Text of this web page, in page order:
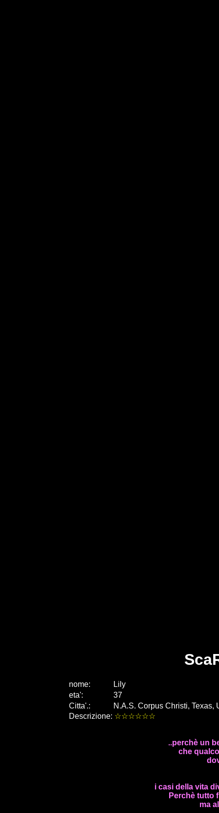
nome:
Lily
eta':
37
Citta'.:
N.A.S. Corpus Christi, Texas,
Descrizione: ☆☆☆☆☆☆
..perchè un
che
i casi della vita
Perchè tutto
ma